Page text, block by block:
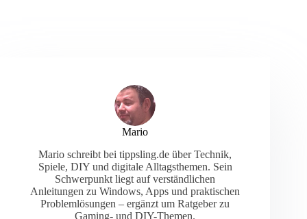
Mario
Mario schreibt bei tippsling.de über Technik,
Spiele, DIY und digitale Alltagsthemen. Sein
Schwerpunkt liegt auf verständlichen
Anleitungen zu Windows, Apps und praktischen
Problemlösungen – ergänzt um Ratgeber zu
Gaming- und DIY-Themen.